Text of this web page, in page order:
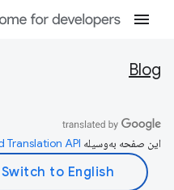
Blog
این صفحه به‌وسیله